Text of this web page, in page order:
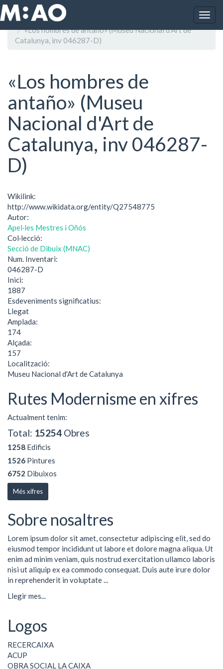
Vés al contingut
Inici
«Los hombres de antaño» (Museu Nacional d'Art de
Catalunya, inv 046287-D)
«Los hombres de
antaño» (Museu
Nacional d'Art de
Catalunya, inv 046287-
D)
Wikilink:
http://www.wikidata.org/entity/Q27548775
Autor:
Apel·les Mestres i Oñós
Col·lecció:
Secció de Dibuix (MNAC)
Num. Inventari:
046287-D
Inici:
1887
Esdeveniments significatius:
Llegat
Amplada:
174
Alçada:
157
Localització:
Museu Nacional d'Art de Catalunya
Rutes Modernisme en xifres
Actualment tenim:
Total: 15254 Obres
1258 Edificis
1526 Pintures
6752 Dibuixos
Més xifres
Sobre nosaltres
Lorem ipsum dolor sit amet, consectetur adipiscing elit, sed do
eiusmod tempor incididunt ut labore et dolore magna aliqua. Ut
enim ad minim veniam, quis nostrud exercitation ullamco laboris
nisi ut aliquip ex ea commodo consequat. Duis aute irure dolor
in reprehenderit in voluptate ...
Llegir mes...
Logos
RECERCAIXA
ACUP
OBRA SOCIAL LA CAIXA